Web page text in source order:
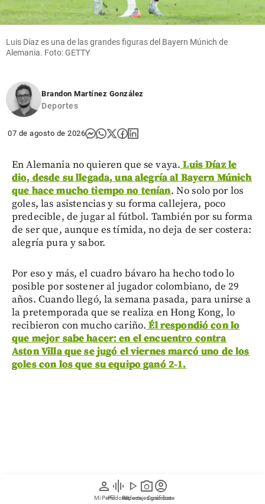
person
Mi Perfil
graphic_eq
Pódcast
play_arrow
Videos
photo_camera
Reportajes gráficos
account_circle
Suscríbete
Luis Díaz es una de las grandes figuras del Bayern Múnich de
Alemania. Foto: GETTY
Brandon Martínez González
Deportes
07 de agosto de 2026
En Alemania no quieren que se vaya. Luis Díaz le
dio, desde su llegada, una alegría al Bayern Múnich
que hace mucho tiempo no tenían. No solo por los
goles, las asistencias y su forma callejera, poco
predecible, de jugar al fútbol. También por su forma
de ser que, aunque es tímida, no deja de ser costera:
alegría pura y sabor.
Por eso y más, el cuadro bávaro ha hecho todo lo
posible por sostener al jugador colombiano, de 29
años. Cuando llegó, la semana pasada, para unirse a
la pretemporada que se realiza en Hong Kong, lo
recibieron con mucho cariño. Él respondió con lo
que mejor sabe hacer: en el encuentro contra
Aston Villa que se jugó el viernes marcó uno de los
goles con los que su equipo ganó 2-1.